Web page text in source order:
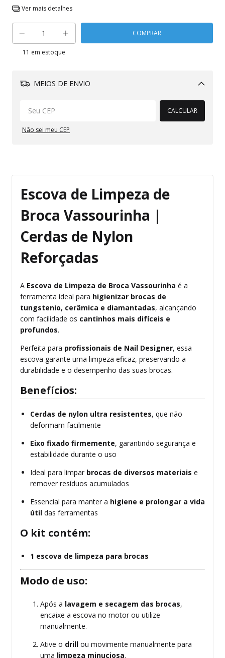
Ver mais detalhes
11 em estoque
MEIOS DE ENVIO
Alterar CEP
CALCULAR
Não sei meu CEP
Escova de Limpeza de
Broca Vassourinha |
Cerdas de Nylon
Reforçadas
A Escova de Limpeza de Broca Vassourinha é a
ferramenta ideal para higienizar brocas de
tungstenio, cerâmica e diamantadas, alcançando
com facilidade os cantinhos mais difíceis e
profundos.
Perfeita para profissionais de Nail Designer, essa
escova garante uma limpeza eficaz, preservando a
durabilidade e o desempenho das suas brocas.
Benefícios:
Cerdas de nylon ultra resistentes, que não
deformam facilmente
Eixo fixado firmemente, garantindo segurança e
estabilidade durante o uso
Ideal para limpar brocas de diversos materiais e
remover resíduos acumulados
Essencial para manter a higiene e prolongar a vida
útil das ferramentas
O kit contém:
1 escova de limpeza para brocas
Modo de uso:
Após a lavagem e secagem das brocas,
encaixe a escova no motor ou utilize
manualmente.
Ative o drill ou movimente manualmente para
uma limpeza minuciosa.